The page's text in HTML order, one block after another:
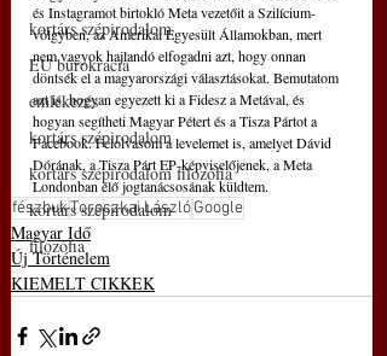
kortárs szépirodalom
EU bürokrácia
emlékezés
kortárs szépirodalom
kortárs szépirodalom filozófia
kortárs szépirodalom
filozófia
és Instagramot birtokló Meta vezetőit a Szilícium-
völgyben, az Amerikai Egyesült Államokban, mert
nem vagyok hajlandó elfogadni azt, hogy onnan
döntsék el a magyarországi választásokat. Bemutatom
azt is, hogyan egyezett ki a Fidesz a Metával, és
hogyan segítheti Magyar Pétert és a Tisza Pártot a
Facebook. Felolvasom a levelemet is, amelyet Dávid
Dórának, a Tisza Párt EP-képviselőjenek, a Meta
Londonban élő jogtanácsosának küldtem.
fészbukToroczkai LászlóGoogle
Magyar Idő
Új Történelem
KIEMELT CIKKEK